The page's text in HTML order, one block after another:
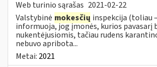
Web turinio sąrašas 2021-02-22
Valstybinė mokesčių inspekcija (toliau
informuoja, jog įmonės, kurios pavasarį
nukentėjusiomis, tačiau rudens
nebuvo apribota...
Metai: 2021